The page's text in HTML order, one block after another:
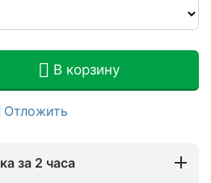
В корзину
Отложить
за 2 часа